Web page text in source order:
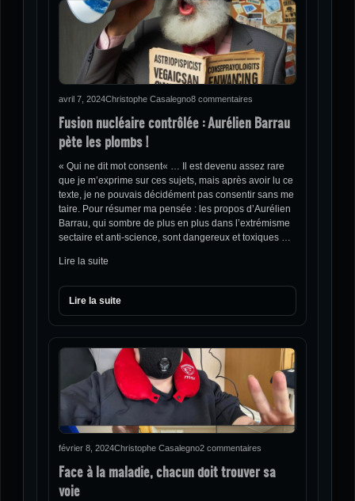
avril 7, 2024Christophe Casalegno8 commentaires
Fusion nucléaire contrôlée : Aurélien Barrau
pète les plombs !
« Qui ne dit mot consent« … Il est devenu assez rare
que je m’exprime sur ces sujets, mais après avoir lu ce
texte, je ne pouvais décidément pas consentir sans me
taire. Pour résumer ma pensée : les propos d’Aurélien
Barrau, qui sombre de plus en plus dans l’extrémisme
sectaire et anti-science, sont dangereux et toxiques …
Lire la suite
Lire la suite
février 8, 2024Christophe Casalegno2 commentaires
Face à la maladie, chacun doit trouver sa
voie